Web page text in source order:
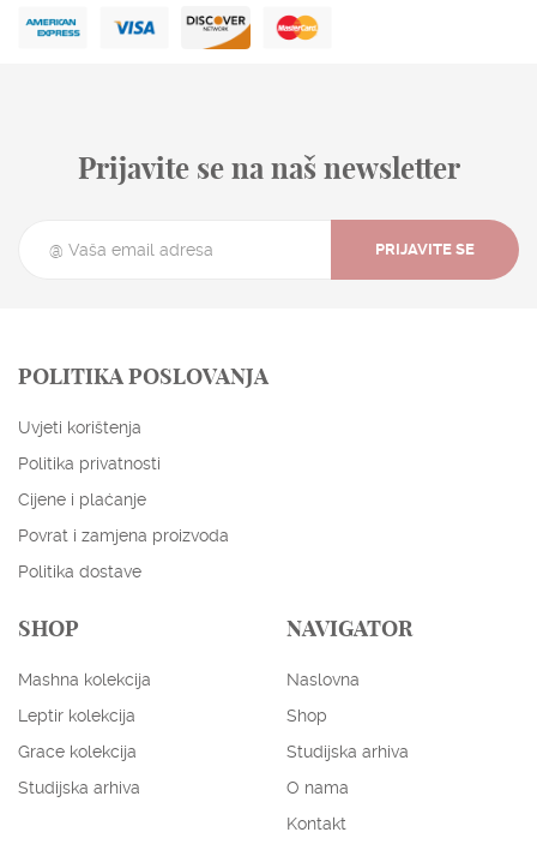
Prijavite se na naš newsletter
PRIJAVITE SE
POLITIKA POSLOVANJA
Uvjeti korištenja
Politika privatnosti
Cijene i plaćanje
Povrat i zamjena proizvoda
Politika dostave
SHOP
Mashna kolekcija
Leptir kolekcija
Grace kolekcija
Studijska arhiva
NAVIGATOR
Naslovna
Shop
Studijska arhiva
O nama
Kontakt